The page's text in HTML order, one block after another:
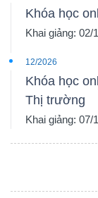
Khóa học
Khai giảng: 02/
12/2026
Khóa học
Thị trường
Khai giảng: 07/